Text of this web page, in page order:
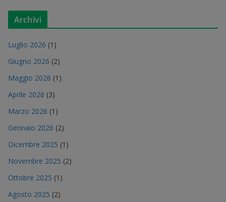
Archivi
Luglio 2026 (1)
Giugno 2026 (2)
Maggio 2026 (1)
Aprile 2026 (3)
Marzo 2026 (1)
Gennaio 2026 (2)
Dicembre 2025 (1)
Novembre 2025 (2)
Ottobre 2025 (1)
Agosto 2025 (2)